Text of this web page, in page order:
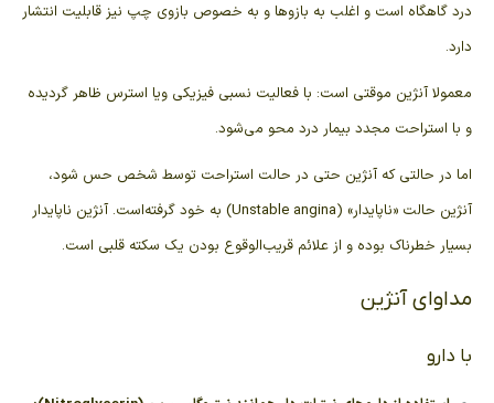
درد گاهگاه است و اغلب به بازوها و به خصوص بازوی چپ نیز قابلیت انتشار
دارد.
معمولا آنژین موقتی است: با فعالیت نسبی فیزیکی ویا استرس ظاهر گردیده
و با استراحت مجدد بیمار درد محو می‌شود.
اما در حالتی که آنژین حتی در حالت استراحت توسط شخص حس شود،
آنژین حالت «ناپایدار» (Unstable angina) به خود گرفته‌است. آنژین ناپایدار
بسیار خطرناک بوده و از علائم قریب‌الوقوع بودن یک سکته قلبی است.
مداوای آنژین
با دارو